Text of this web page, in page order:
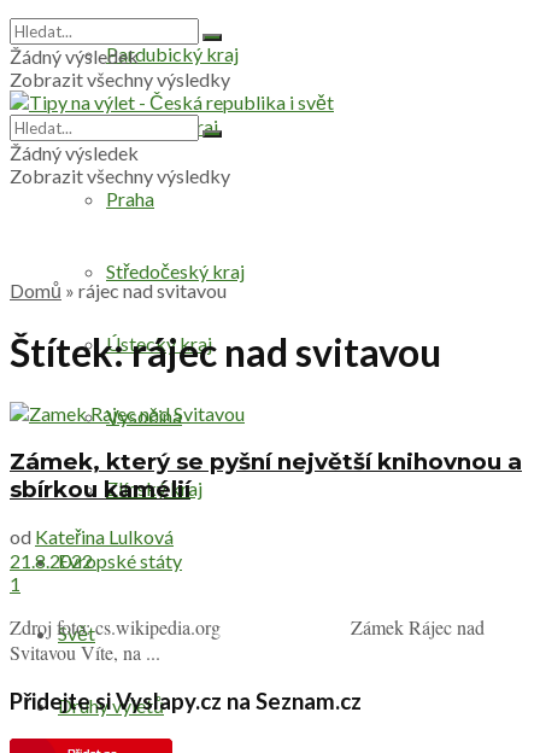
Pardubický kraj
Plzeňský kraj
Praha
Středočeský kraj
Ústecký kraj
Vysočina
Zlínský kraj
Evropské státy
Svět
Druhy výletů
Žádný výsledek
Zobrazit všechny výsledky
Žádný výsledek
Zobrazit všechny výsledky
Domů » rájec nad svitavou
Štítek:rájec nad svitavou
Zámek, který se pyšní největší knihovnou a
sbírkou kamélií
od Kateřina Lulková
21.8.2022
1
Zdroj foto: cs.wikipedia.org Zámek Rájec nad
Svitavou Víte, na ...
Přidejte si Vyslapy.cz na Seznam.cz